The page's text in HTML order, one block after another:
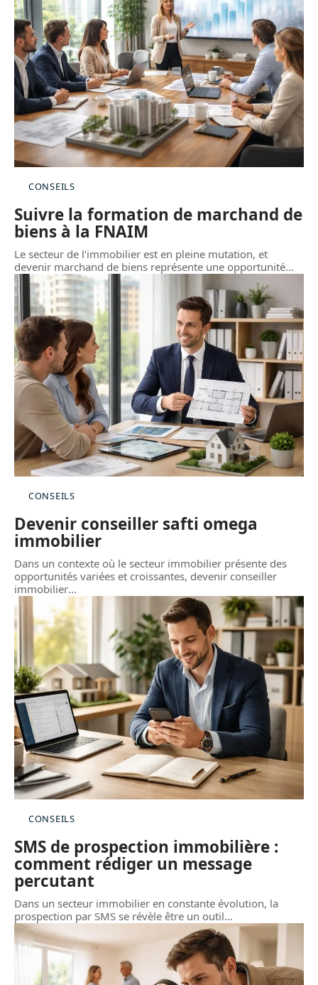
CONSEILS
Suivre la formation de marchand de
biens à la FNAIM
Le secteur de l'immobilier est en pleine mutation, et
devenir marchand de biens représente une opportunité…
CONSEILS
Devenir conseiller safti omega
immobilier
Dans un contexte où le secteur immobilier présente des
opportunités variées et croissantes, devenir conseiller
immobilier…
CONSEILS
SMS de prospection immobilière :
comment rédiger un message
percutant
Dans un secteur immobilier en constante évolution, la
prospection par SMS se révèle être un outil…